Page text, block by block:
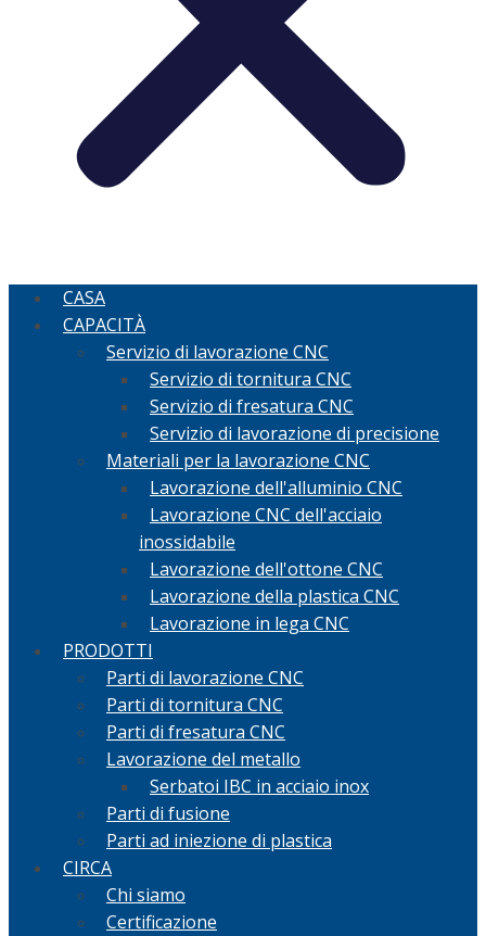
CASA
CAPACITÀ
Servizio di lavorazione CNC
Servizio di tornitura CNC
Servizio di fresatura CNC
Servizio di lavorazione di precisione
Materiali per la lavorazione CNC
Lavorazione dell'alluminio CNC
Lavorazione CNC dell'acciaio
inossidabile
Lavorazione dell'ottone CNC
Lavorazione della plastica CNC
Lavorazione in lega CNC
PRODOTTI
Parti di lavorazione CNC
Parti di tornitura CNC
Parti di fresatura CNC
Lavorazione del metallo
Serbatoi IBC in acciaio inox
Parti di fusione
Parti ad iniezione di plastica
CIRCA
Chi siamo
Certificazione